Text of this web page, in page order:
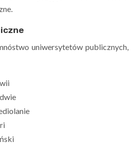
uniwersytetów publicznych,